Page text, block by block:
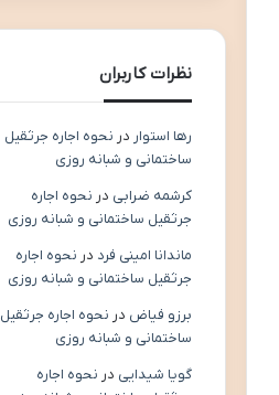
نظرات کاربران
رها استوار در نحوه اجاره جرثقیل
ساختمانی و شبانه روزی
کرشمه ضرابی در نحوه اجاره
جرثقیل ساختمانی و شبانه روزی
ماندانا امینی فرد در نحوه اجاره
جرثقیل ساختمانی و شبانه روزی
برزو فیاض در نحوه اجاره جرثقیل
ساختمانی و شبانه روزی
گویا شیدایی در نحوه اجاره